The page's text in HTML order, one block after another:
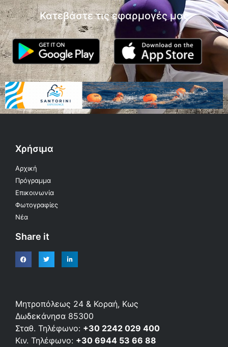
Κατεβάστε τις εφαρμογές μας
Χρήσιμα
Αρχική
Πρόγραμμα
Επικοινωνία
Φωτογραφίες
Νέα
Share it
Μητροπόλεως 24 & Κοραή, Κως
Δωδεκάνησα 85300
Σταθ. Τηλέφωνο: +30 2242 029 400
Κιν. Τηλέφωνο: +30 6944 53 66 88